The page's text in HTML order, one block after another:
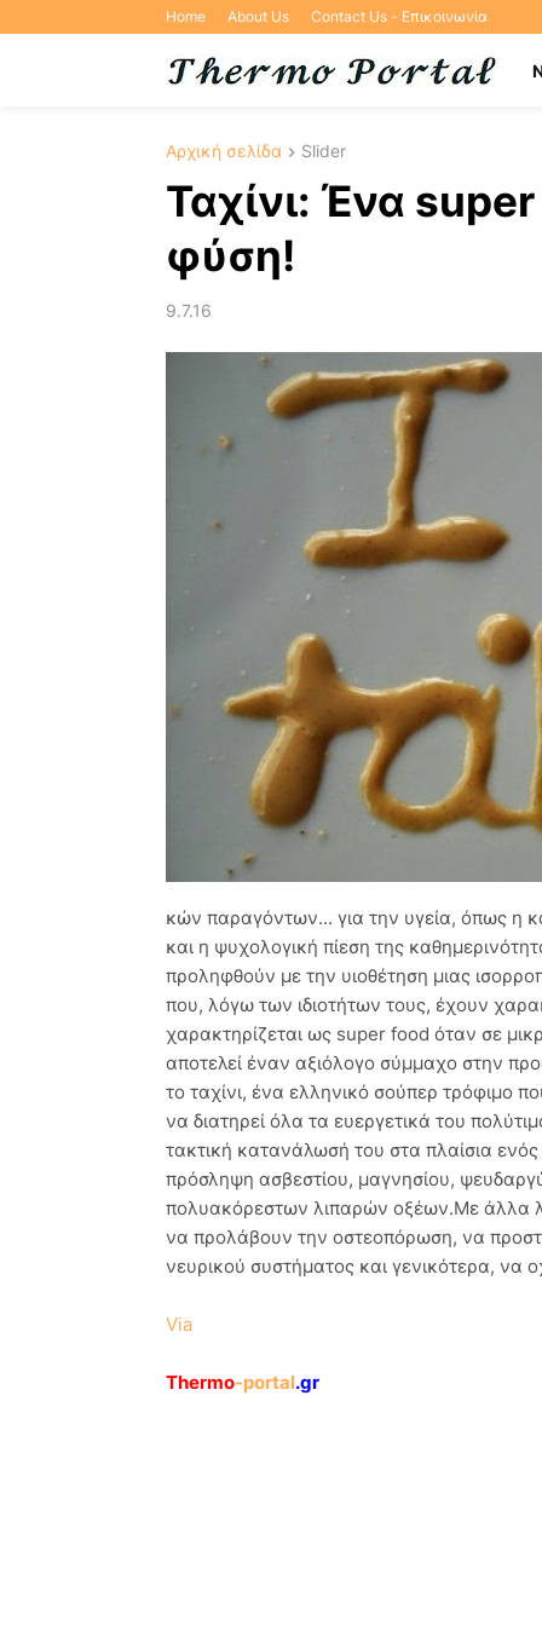
Home About Us Contact Us - Επικοινωνία
Αρχική σελίδα Slider
Ταχίνι: Ένα
φύση!
9.7.16
κών παραγόντων... για την υγεία, όπως η
και η ψυχολογική πίεση της
προληφθούν με την υιοθέτηση μιας
που, λόγω των ιδιοτήτων τους, έχουν
χαρακτηρίζεται ως super food όταν σε
αποτελεί έναν αξιόλογο σύμμαχο στην
το ταχίνι, ένα ελληνικό σούπερ τρόφιμο
να διατηρεί όλα τα ευεργετικά του
τακτική κατανάλωσή του στα πλαίσια
πρόσληψη ασβεστίου, μαγνησίου,
πολυακόρεστων λιπαρών οξέων.Με άλλα
να προλάβουν την οστεοπόρωση, να
νευρικού συστήματος και γενικότερα,
Via
Thermo-portal.gr